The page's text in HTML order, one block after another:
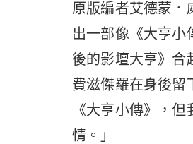
原版編者艾德蒙．
出一部像《大亨小
後的影壇大亨》合
費滋傑羅在身後留
《大亨小傳》，
情。」